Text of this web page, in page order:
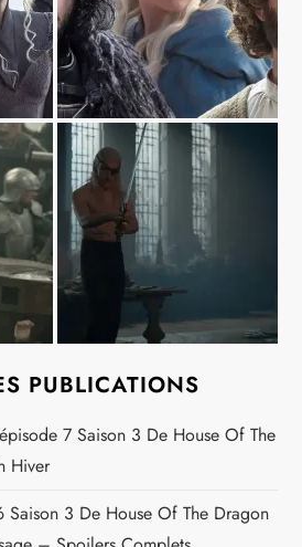
PUBLICATIONS
7 Saison 3 De House Of The
Hiver
Saison 3 De House Of The Dragon